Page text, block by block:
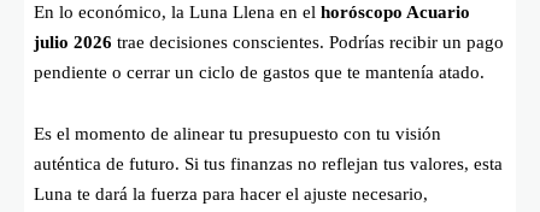
En lo económico, la Luna Llena en el horóscopo Acuario
julio 2026 trae decisiones conscientes. Podrías recibir un pago
pendiente o cerrar un ciclo de gastos que te mantenía atado.
Es el momento de alinear tu presupuesto con tu visión
auténtica de futuro. Si tus finanzas no reflejan tus valores, esta
Luna te dará la fuerza para hacer el ajuste necesario,